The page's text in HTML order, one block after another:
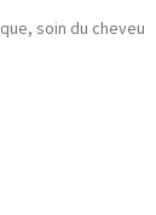
soin du cheveu